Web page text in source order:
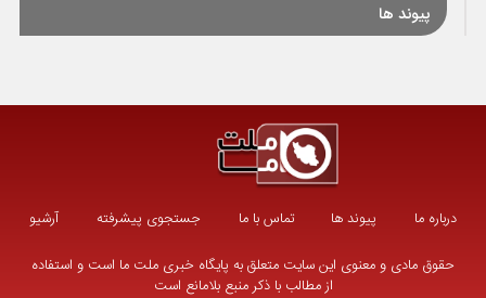
پیوند ها
درباره ما پیوند ها تماس با ما جستجوی پیشرفته آرشیو
حقوق مادی و معنوی این سایت متعلق به پایگاه خبری ملت ما است و استفاده
از مطالب با ذکر منبع بلامانع است